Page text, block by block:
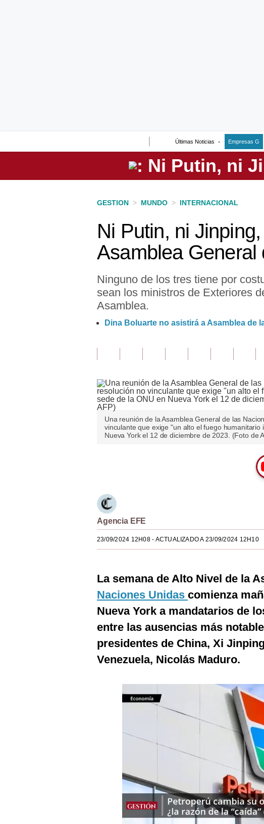
Últimas Noticias Empresas G
Perú
GESTION > MUNDO > INTERNACIONAL
Ni Putin, ni
Asamblea General
Ninguno de los tres tiene por
sean los ministros de Exteriores
Asamblea.
Dina Boluarte no asistirá a Asamblea de
Una reunión de la Asamblea General de las
vinculante que exige "un alto el fuego
Nueva York el 12 de diciembre de 2023. (Foto de
Agencia EFE
23/09/2024 12H08- ACTUALIZADO A 23/09/2024 12H10
La semana de Alto Nivel de la
Naciones Unidas comienza
Nueva York a mandatarios de
entre las ausencias más
presidentes de China, Xi
Venezuela, Nicolás Maduro.